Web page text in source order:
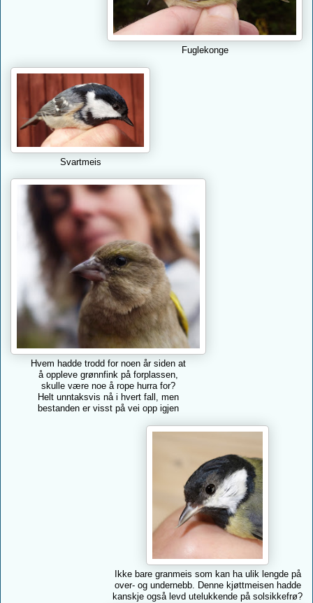
Fuglekonge
Svartmeis
Hvem hadde trodd for noen år siden at
å oppleve grønnfink på forplassen,
skulle være noe å rope hurra for?
Helt unntaksvis nå i hvert fall, men
bestanden er visst på vei opp igjen
Ikke bare granmeis som kan ha ulik lengde på
over- og undernebb. Denne kjøttmeisen hadde
kanskje også levd utelukkende på solsikkefrø?